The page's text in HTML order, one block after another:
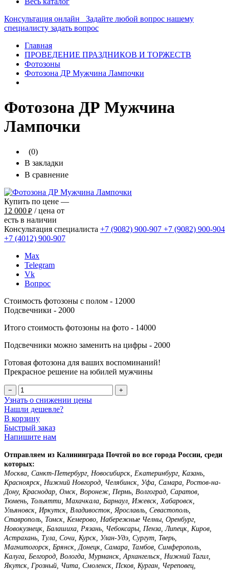
Консультация онлайн
Задайте любой вопрос нашему
специалисту задать вопрос
Главная
ПРОВЕДЕНИЕ ПРАЗДНИКОВ И ТОРЖЕСТВ
Фотозоны
Фотозона ДР Мужчина Лампочки
Фотозона ДР Мужчина
Лампочки
(0)
В закладки
В сравнение
Купить по цене —
12 000 ₽ / цена от
есть в наличии
Консультация специалиста +7 (9082) 900-907 +7 (9082) 900-904
+7 (4012) 900-907
Max
Telegram
Vk
Вопрос
Стоимость фотозоны с полом - 12000
Подсвечники - 2000
Итого стоимость фотозоны на фото - 14000
Подсвечники можно заменить на цифры - 2000
Готовая фотозона для ваших воспоминаний!
Прекрасное решение на юбилей мужчины
− +
Узнать о снижении цены
Нашли дешевле?
В корзину
Быстрый заказ
Напишите нам
Отправляем из Калининграда Почтой во все города России, среди
которых:
Москва, Санкт-Петербург, Новосибирск, Екатеринбург, Казань,
Красноярск, Нижний Новгород, Челябинск, Уфа, Самара, Ростов-на-
Дону, Краснодар, Омск, Воронеж, Пермь, Волгоград, Саратов,
Тюмень, Тольятти, Махачкала, Барнаул, Ижевск, Хабаровск,
Ульяновск, Иркутск, Владивосток, Ярославль, Севастополь,
Ставрополь, Томск, Кемерово, Набережные Челны, Оренбург,
Новокузнецк, Балашиха, Рязань, Чебоксары, Пенза, Липецк, Киров,
Астрахань, Тула, Сочи, Курск, Улан-Удэ, Сургут, Тверь,
Магнитогорск, Брянск, Донецк, Самара, Тамбов, Симферополь,
Калуга, Белгород, Вологда, Мурманск, Архангельск, Нижний Тагил,
Якутск, Грозный, Чита, Смоленск, Псков, Курган, Череповец,